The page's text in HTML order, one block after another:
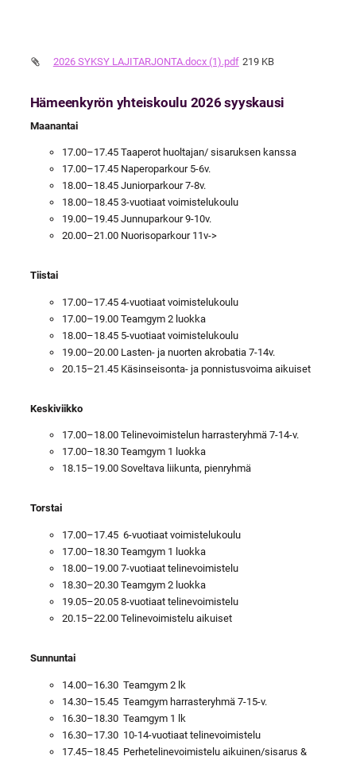
2026 SYKSY LAJITARJONTA.docx (1).pdf 219 KB
Hämeenkyrön yhteiskoulu 2026 syyskausi
Maanantai
17.00–17.45 Taaperot huoltajan/ sisaruksen kanssa
17.00–17.45 Naperoparkour 5-6v.
18.00–18.45 Juniorparkour 7-8v.
18.00–18.45 3-vuotiaat voimistelukoulu
19.00–19.45 Junnuparkour 9-10v.
20.00–21.00 Nuorisoparkour 11v->
Tiistai
17.00–17.45 4-vuotiaat voimistelukoulu
17.00–19.00 Teamgym 2 luokka
18.00–18.45 5-vuotiaat voimistelukoulu
19.00–20.00 Lasten- ja nuorten akrobatia 7-14v.
20.15–21.45 Käsinseisonta- ja ponnistusvoima aikuiset
Keskiviikko
17.00–18.00 Telinevoimistelun harrasteryhmä 7-14-v.
17.00–18.30 Teamgym 1 luokka
18.15–19.00 Soveltava liikunta, pienryhmä
Torstai
17.00–17.45 6-vuotiaat voimistelukoulu
17.00–18.30 Teamgym 1 luokka
18.00–19.00 7-vuotiaat telinevoimistelu
18.30–20.30 Teamgym 2 luokka
19.05–20.05 8-vuotiaat telinevoimistelu
20.15–22.00 Telinevoimistelu aikuiset
Sunnuntai
14.00–16.30 Teamgym 2 lk
14.30–15.45 Teamgym harrasteryhmä 7-15-v.
16.30–18.30 Teamgym 1 lk
16.30–17.30 10-14-vuotiaat telinevoimistelu
17.45–18.45 Perhetelinevoimistelu aikuinen/sisarus &